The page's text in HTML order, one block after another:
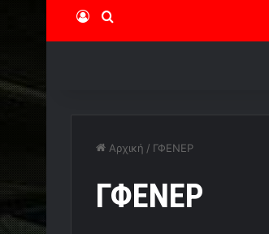
Log InΑναζήτηση
Αρχική / ΓΦΕΝΕΡ
ΓΦΕΝΕΡ